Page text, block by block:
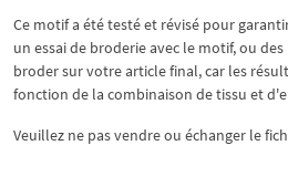
Ce motif a été testé et révisé pour
un essai de broderie avec le motif, ou
broder sur votre article final, car les
fonction de la combinaison de tissu et
Veuillez ne pas vendre ou échanger le